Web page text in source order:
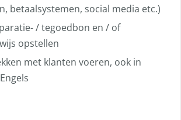
betaalsystemen, social media etc.)
/ tegoedbon en / of
opstellen
met klanten voeren, ook in